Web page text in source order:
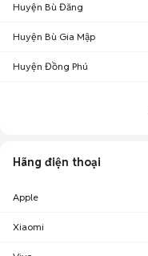
Huyện Bù Đăng
Huyện Bù Gia Mập
Huyện Đồng Phú
Hãng điện thoại
Apple
Xiaomi